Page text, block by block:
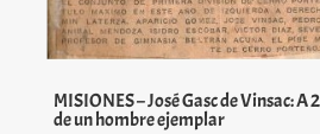
MISIONES – José Gasc de Vinsac:
de un hombre ejemplar